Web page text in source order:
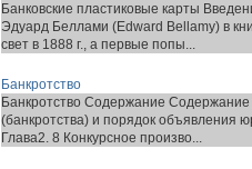
Банковские пластиковые карты
Эдуард Беллами (Edward Bellamy) в
свет в 1888 г., а первые попы...
Банкротство
Банкротство Содержание
(банкротства) и порядок объявления
Глава2. 8 Конкурсное произво...